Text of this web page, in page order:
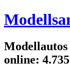
online: 4.735